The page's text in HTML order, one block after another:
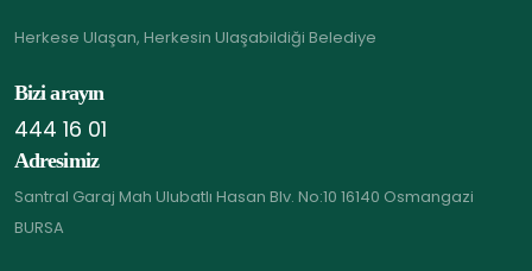
Herkese Ulaşan, Herkesin Ulaşabildiği Belediye
Bizi arayın
444 16 01
Adresimiz
Santral Garaj Mah Ulubatlı Hasan Blv. No:10 16140 Osmangazi
BURSA